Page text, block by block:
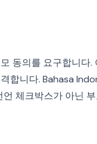
동의를 요구합니다.
합니다. Bahasa
체크박스가 아닌